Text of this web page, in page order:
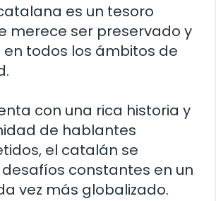
es un tesoro
merece ser preservado y
todos los ámbitos de
con una rica historia y
de hablantes
el catalán se
constantes en un
vez más globalizado.